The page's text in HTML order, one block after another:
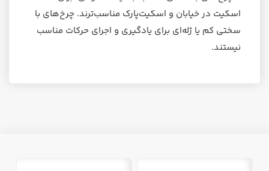
اسکیت در خیابان و اسکیت‌پارک مناسب‌ترند. چرخ‌های با
سختی کم یا ژله‌ای برای یادگیری و اجرای حرکات مناسب
نیستند.